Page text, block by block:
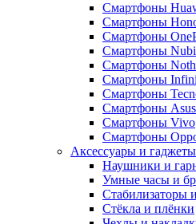
Смартфоны
Смартфоны
Смартфоны
Смартфоны
Смартфоны
Смартфоны
Смартфоны
Смартфоны Asus
Смартфоны Vivo
Смартфоны
Аксессуары и гаджеты
Наушники и
Умные часы и
Стабилизаторы
Стёкла и плёнки